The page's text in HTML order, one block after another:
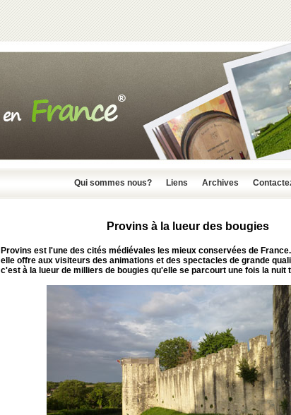
Qui sommes nous? Liens Archives
Provins à la lueur des bougies
Provins est l'une des cités médiévales les mieux conservées de
elle offre aux visiteurs des animations et des spectacles de grande
c'est à la lueur de milliers de bougies qu'elle se parcourt une fois la nuit